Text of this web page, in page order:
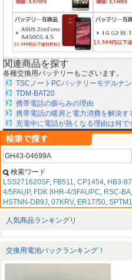
関連商品を探す
各種交換用バッテリーもございます。
TSCノートPCバッテリーモデルナ
TDM-BAT20
携帯電話の膨らみの理由
携帯電話の暖房と電力消費を解決す
充電中に電話が熱くなる理由は何で
検索ワード
LSS271620SF, FB511, CP1454, HB3-
4/5FAUP, FDK 8HR-4/3FAUPC, RSC-BA,
HSTNN-DB9J, 07KRV, ER17/50,
人気商品ランキングリ
交換用電池パックランキング！